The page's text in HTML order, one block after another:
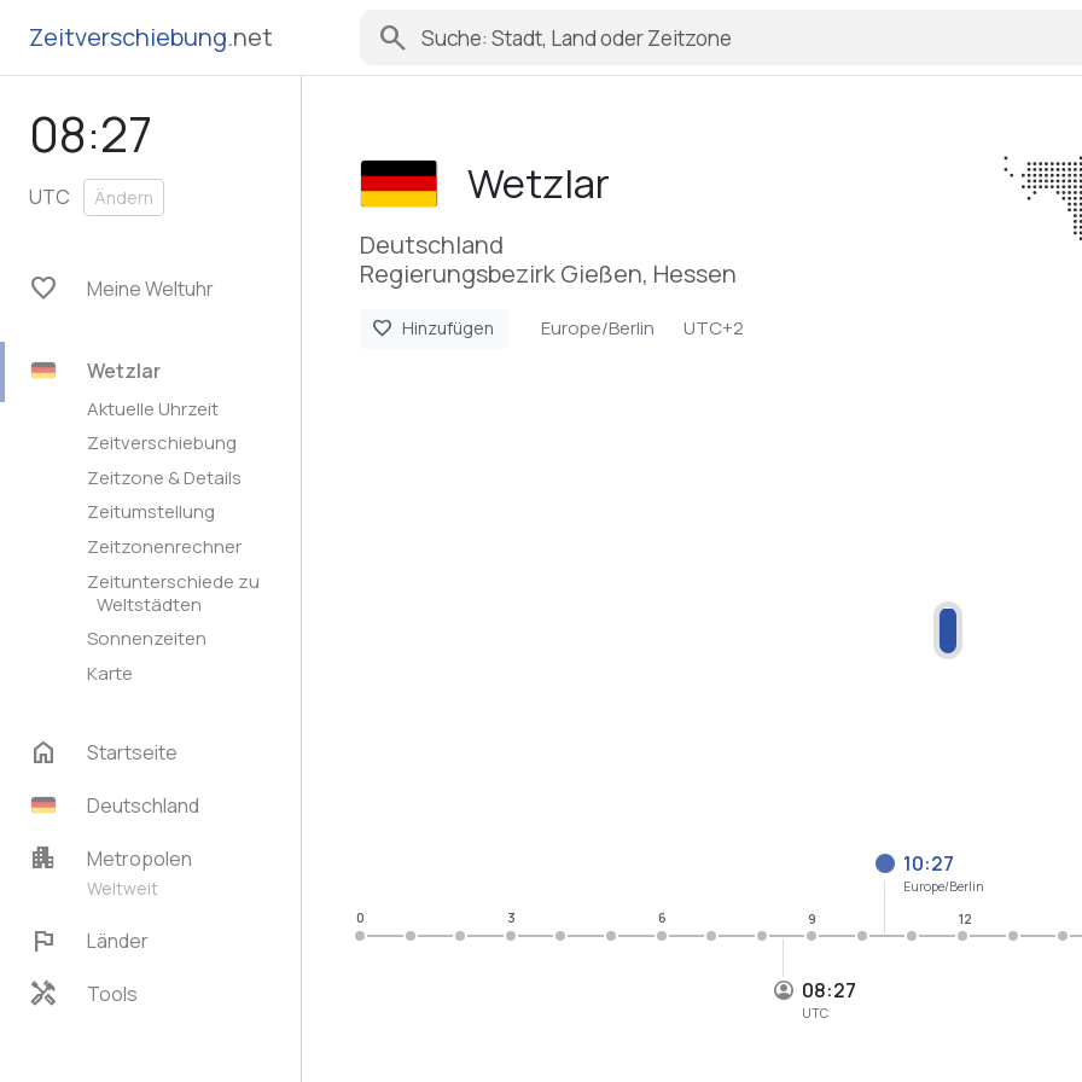
Zeitverschiebung.net search
08:27
UTC Ändern
favorite Meine Weltuhr
Wetzlar
Aktuelle Uhrzeit
Zeitverschiebung
Zeitzone & Details
Zeitumstellung
Zeitzonenrechner
Zeitunterschiede zu
Weltstädten
Sonnenzeiten
Karte
home
Startseite
Deutschland
apartment Metropolen
Weltweit
flag Länder
handyman Tools
Wetzlar
Deutschland
Regierungsbezirk Gießen, Hessen
favorite Hinzufügen Europe/Berlin UTC+2
08:27
UTC
10:27
Europe/Berlin
0 3 6 9 12